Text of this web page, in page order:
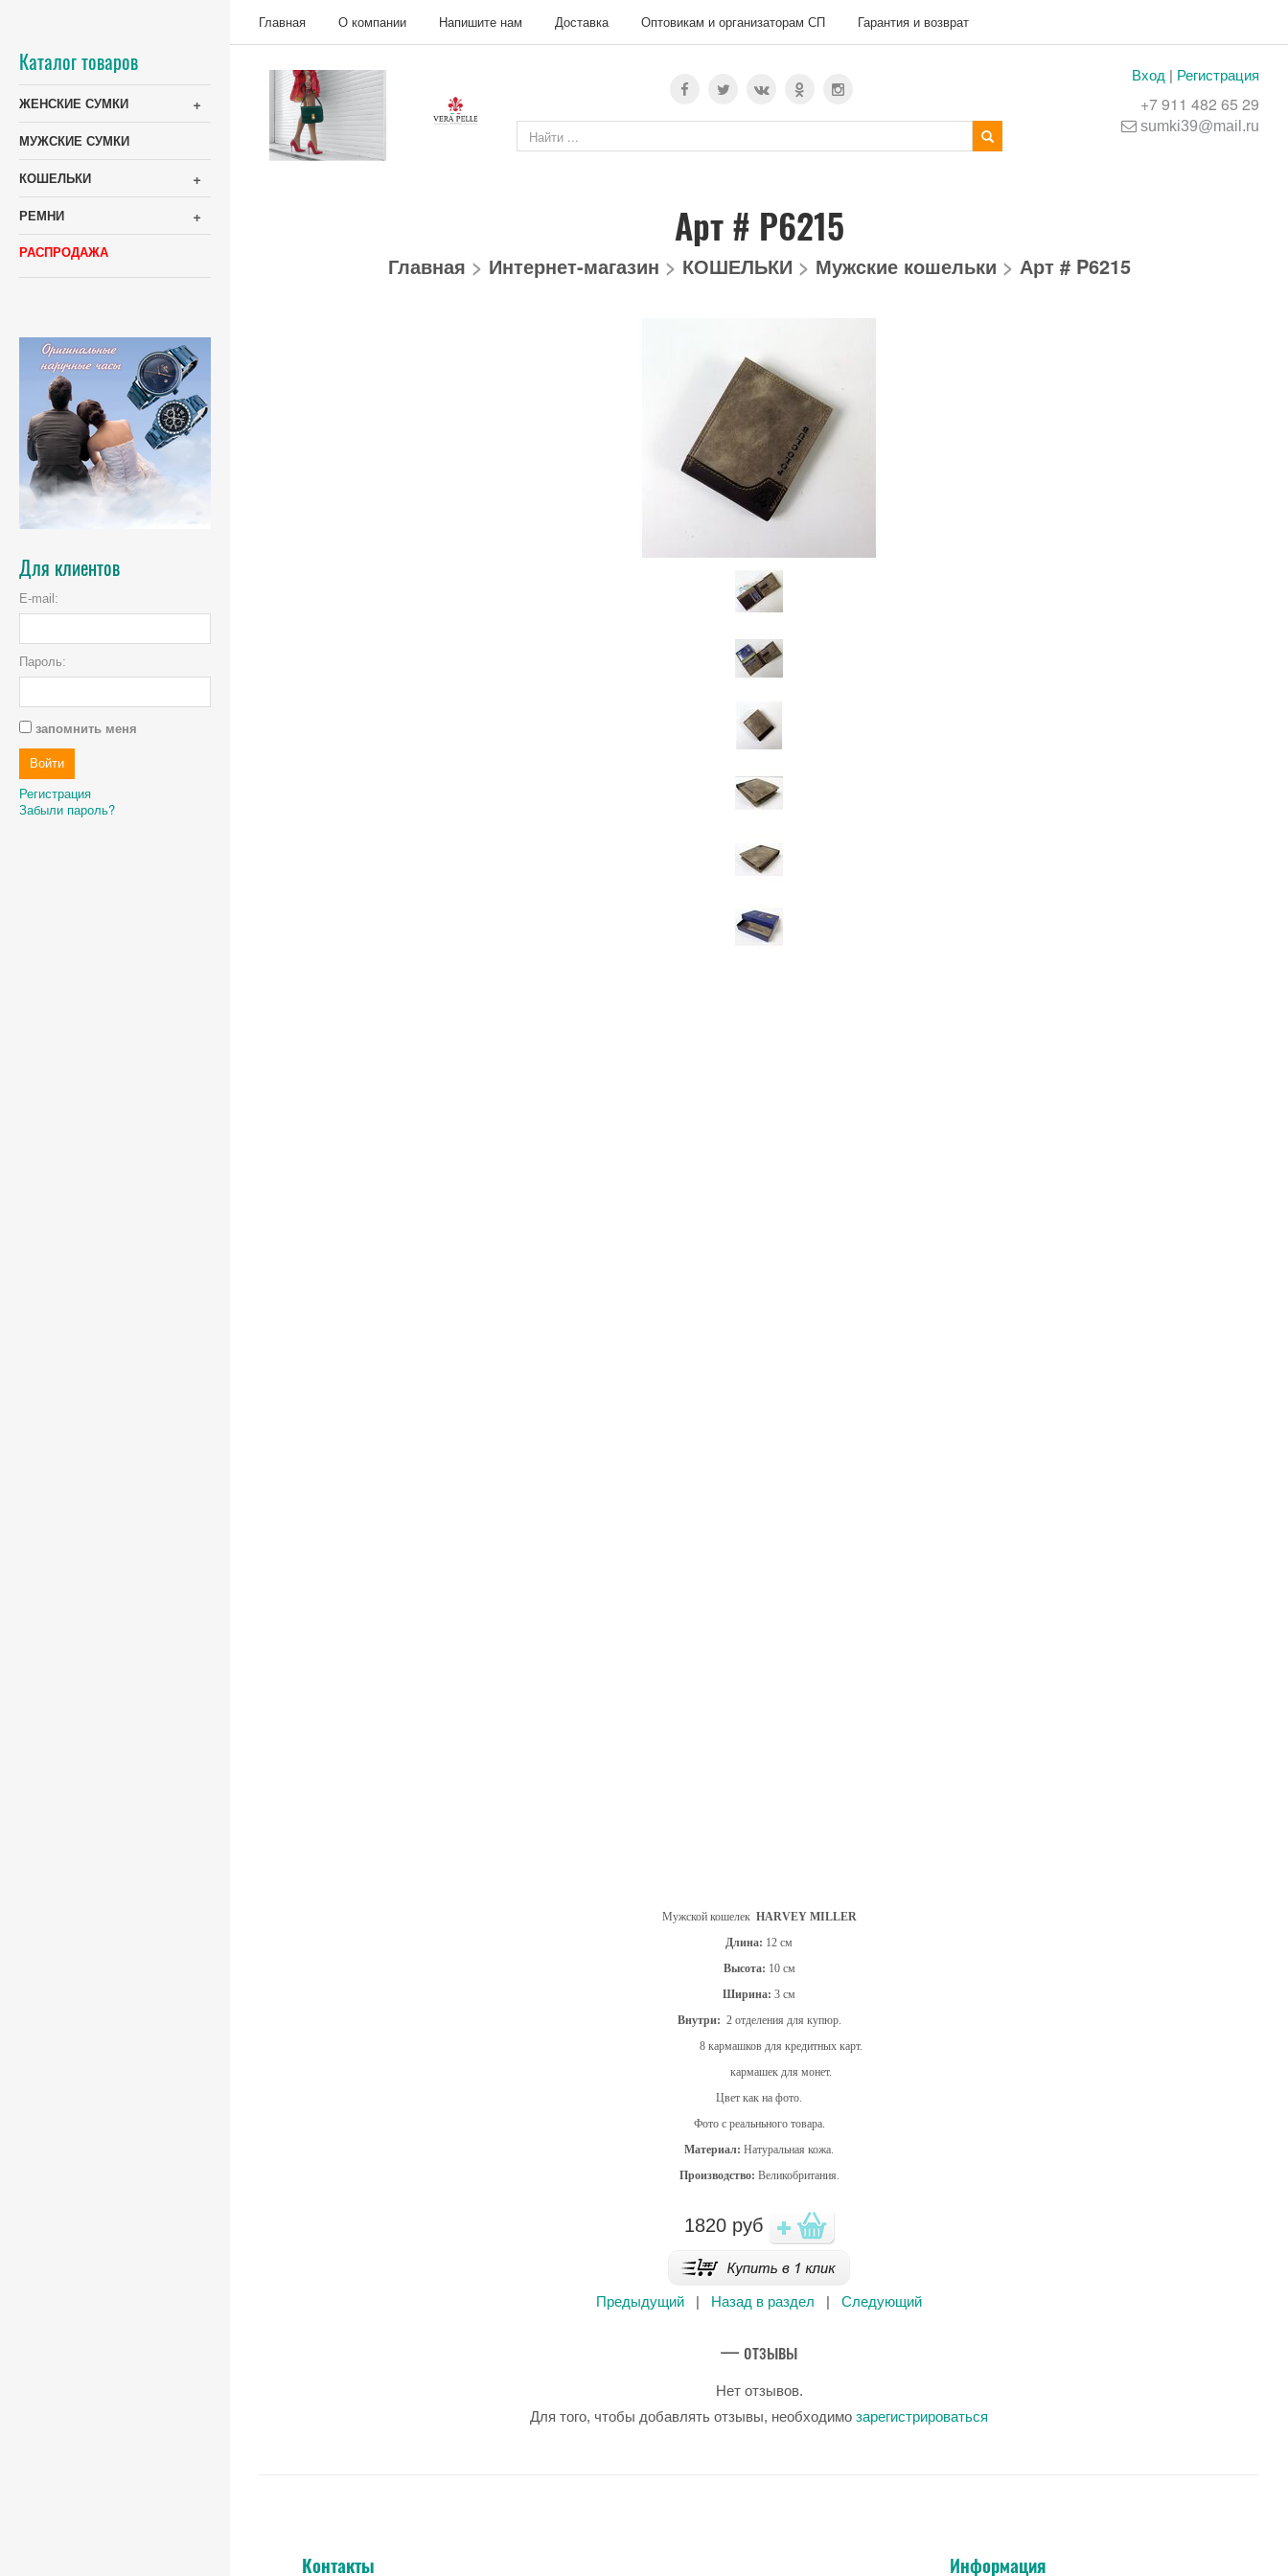
Главная О компании Напишите нам Доставка Оптовикам и организаторам СП Гарантия и возврат
Вход | Регистрация
+7 911 482 65 29
sumki39@mail.ru
Каталог товаров
+
ЖЕНСКИЕ СУМКИ
МУЖСКИЕ СУМКИ
+
КОШЕЛЬКИ
+
РЕМНИ
РАСПРОДАЖА
Для клиентов
E-mail:
Пароль:
запомнить меня
Регистрация
Забыли пароль?
Арт # P6215
Главная > Интернет-магазин > КОШЕЛЬКИ > Мужские кошельки > Арт # P6215
Мужской кошелек HARVEY MILLER
Длина: 12 см
Высота: 10 см
Ширина: 3 см
Внутри: 2 отделения для купюр.
8 кармашков для кредитных карт.
кармашек для монет.
Цвет как на фото.
Фото с реальньного товара.
Материал: Натуральная кожа.
Производство: Великобритания.
1820руб
Предыдущий | Назад в раздел | Следующий
— отзывы
Нет отзывов.
Для того, чтобы добавлять отзывы, необходимо зарегистрироваться
Контакты Информация